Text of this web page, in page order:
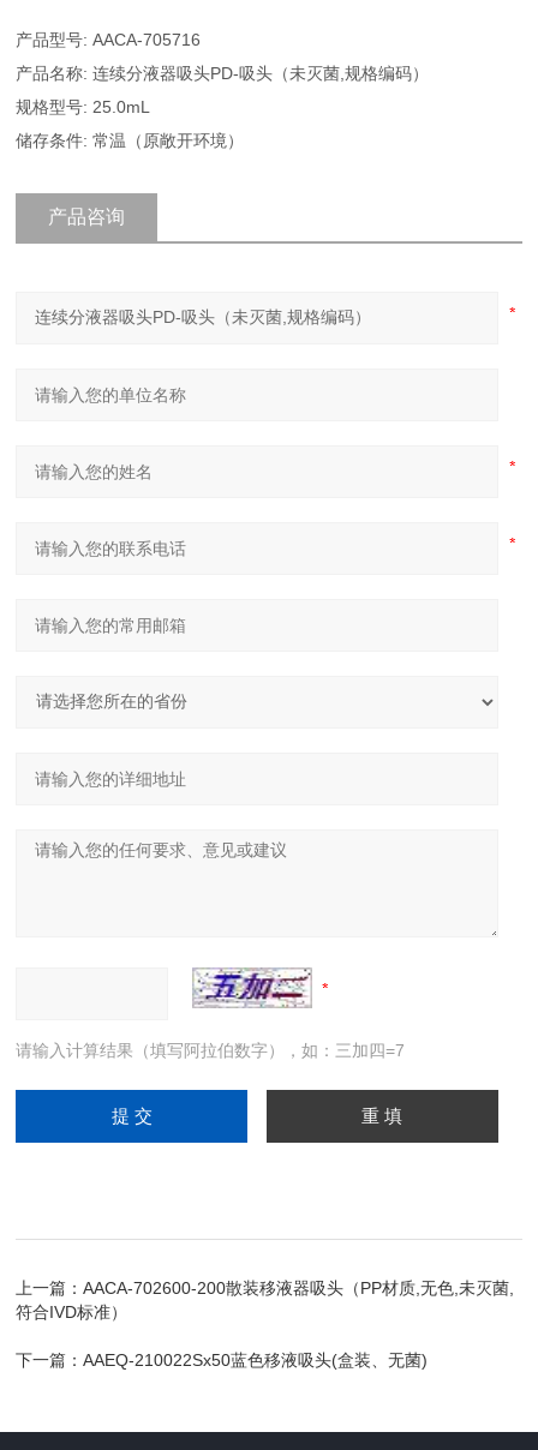
产品型号: AACA-705716
产品名称: 连续分液器吸头PD-吸头（未灭菌,规格编码）
规格型号: 25.0mL
储存条件: 常温（原敞开环境）
产品咨询
请输入计算结果（填写阿拉伯数字），如：三加四=7
上一篇：AACA-702600-200散装移液器吸头（PP材质,无色,未灭菌,
符合IVD标准）
下一篇：AAEQ-210022Sx50蓝色移液吸头(盒装、无菌)